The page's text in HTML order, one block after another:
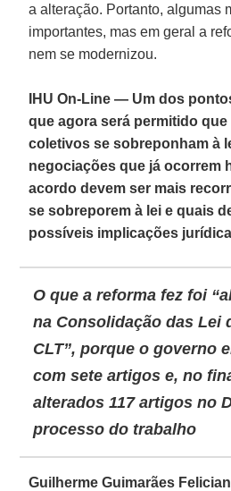
a alteração. Portanto, algumas
importantes, mas em geral a
nem se modernizou.
IHU On-Line — Um dos
que agora será permitido
coletivos se sobreponham à
negociações que já ocorrem
acordo devem ser mais
se sobreporem à lei e quais
possíveis implicações
O que a reforma fez foi
na Consolidação das Lei
CLT”, porque o governo
com sete artigos e, no
alterados 117 artigos no
processo do trabalho
Guilherme Guimarães